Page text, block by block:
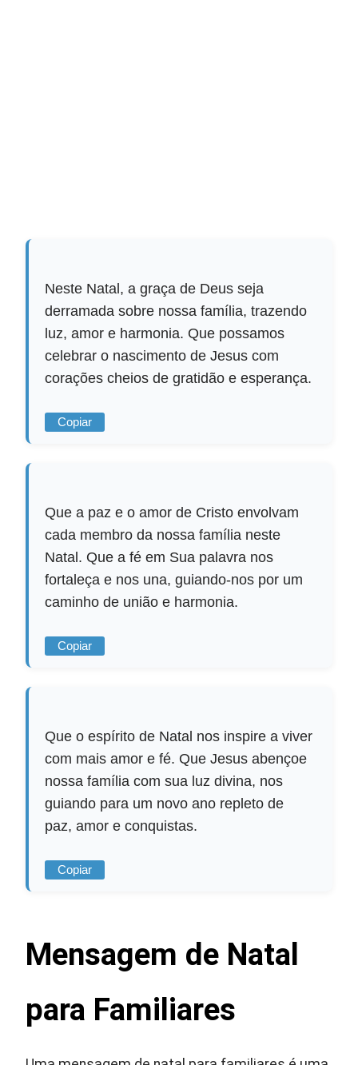
Neste Natal, a graça de Deus seja
derramada sobre nossa família, trazendo
luz, amor e harmonia. Que possamos
celebrar o nascimento de Jesus com
corações cheios de gratidão e esperança.
Copiar
Que a paz e o amor de Cristo envolvam
cada membro da nossa família neste
Natal. Que a fé em Sua palavra nos
fortaleça e nos una, guiando-nos por um
caminho de união e harmonia.
Copiar
Que o espírito de Natal nos inspire a viver
com mais amor e fé. Que Jesus abençoe
nossa família com sua luz divina, nos
guiando para um novo ano repleto de
paz, amor e conquistas.
Copiar
Mensagem de Natal
para Familiares